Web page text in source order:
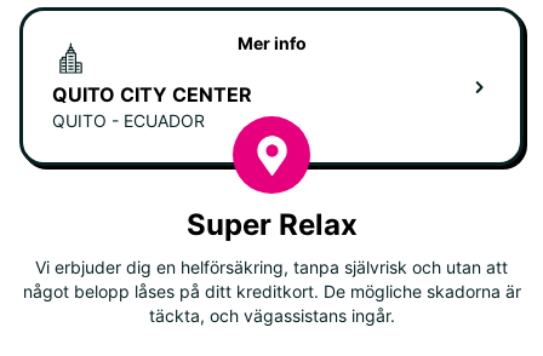
QUITO CITY CENTER
QUITO - ECUADOR
Mer info
Super Relax
Vi erbjuder dig en helförsäkring, tanpa självrisk och utan att
något belopp låses på ditt kreditkort. De mögliche skadorna är
täckta, och vägassistans ingår.